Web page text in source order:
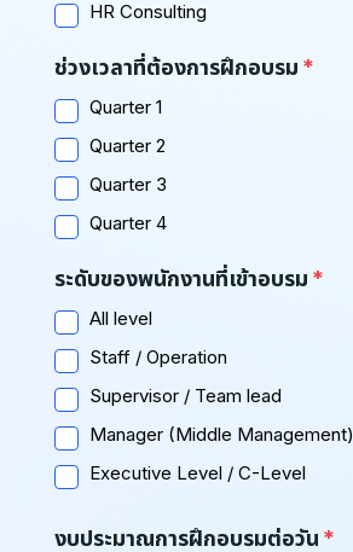
HR Consulting
ช่วงเวลาที่ต้องการฝึกอบรม
Quarter 1
Quarter 2
Quarter 3
Quarter 4
ระดับของพนักงานที่เข้าอบรม
All level
Staff / Operation
Supervisor / Team lead
Manager (Middle Management)
Executive Level / C-Level
งบประมาณการฝึกอบรมต่อวัน